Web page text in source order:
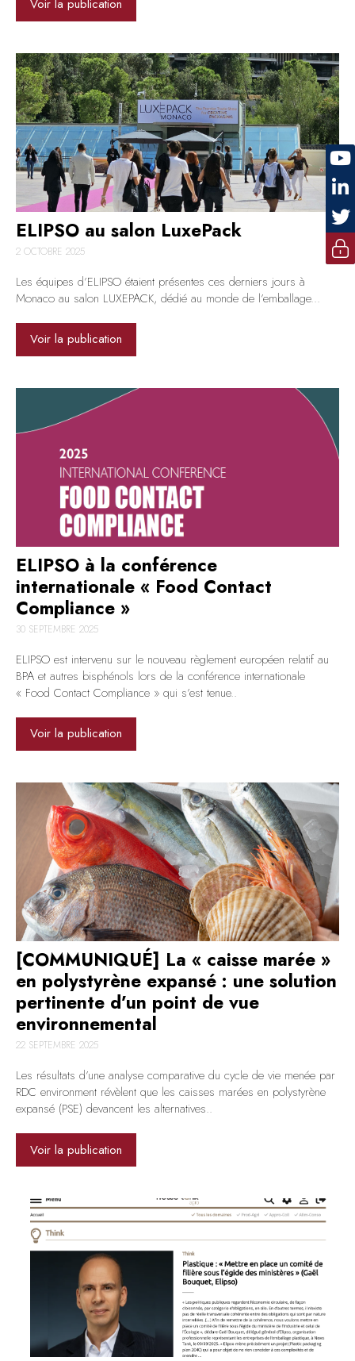
Voir la publication
ELIPSO au salon LuxePack
2 OCTOBRE 2025
Les équipes d’ELIPSO étaient présentes ces derniers jours à
Monaco au salon LUXEPACK, dédié au monde de l’emballage...
Voir la publication
ELIPSO à la conférence
internationale « Food Contact
Compliance »
30 SEPTEMBRE 2025
ELIPSO est intervenu sur le nouveau règlement européen relatif au
BPA et autres bisphénols lors de la conférence internationale
« Food Contact Compliance » qui s’est tenue..
Voir la publication
[COMMUNIQUÉ] La « caisse marée »
en polystyrène expansé : une solution
pertinente d’un point de vue
environnemental
22 SEPTEMBRE 2025
Les résultats d’une analyse comparative du cycle de vie menée par
RDC environment révèlent que les caisses marées en polystyrène
expansé (PSE) devancent les alternatives..
Voir la publication